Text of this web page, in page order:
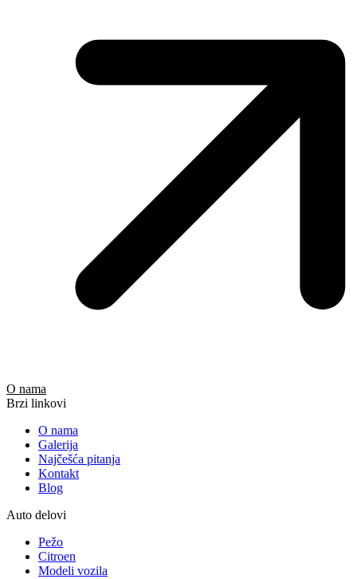
O nama
Brzi linkovi
O nama
Galerija
Najčešća pitanja
Kontakt
Blog
Auto delovi
Pežo
Citroen
Modeli vozila